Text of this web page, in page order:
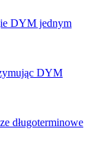
DYM jednym
DYM
długoterminowe